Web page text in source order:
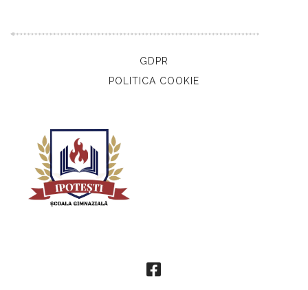
GDPR
POLITICA COOKIE